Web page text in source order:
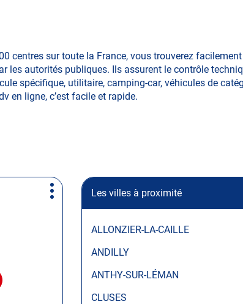
centres sur toute la France, vous trouverez
les autorités publiques. Ils assurent le contrôle
spécifique, utilitaire, camping-car, véhicules de
en ligne, c’est facile et rapide.
Les villes à proximité
ALLONZIER-LA-CAILLE
ANDILLY
ANTHY-SUR-LÉMAN
CLUSES
Plus
d'options